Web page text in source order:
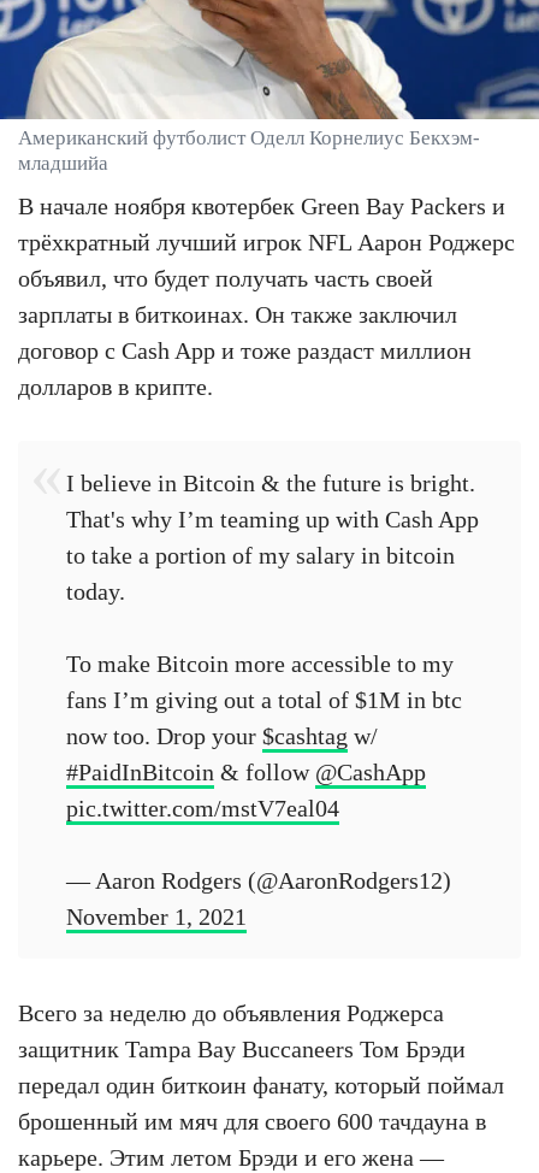
Американский футболист Оделл Корнелиус Бекхэм-
младшийa
В начале ноября квотербек Green Bay Packers и
трёхкратный лучший игрок NFL Аарон Роджерс
объявил, что будет получать часть своей
зарплаты в биткоинах. Он также заключил
договор с Cash App и тоже раздаст миллион
долларов в крипте.
I believe in Bitcoin & the future is bright.
That's why I’m teaming up with Cash App
to take a portion of my salary in bitcoin
today.
To make Bitcoin more accessible to my
fans I’m giving out a total of $1M in btc
now too. Drop your $cashtag w/
#PaidInBitcoin & follow @CashApp
pic.twitter.com/mstV7eal04
— Aaron Rodgers (@AaronRodgers12)
November 1, 2021
Всего за неделю до объявления Роджерса
защитник Tampa Bay Buccaneers Том Брэди
передал один биткоин фанату, который поймал
брошенный им мяч для своего 600 тачдауна в
карьере. Этим летом Брэди и его жена —